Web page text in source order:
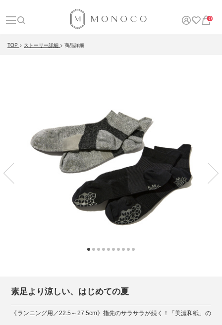
0
TOP ストーリー詳細 商品詳細
素足より涼しい、はじめての夏
《ランニング用／22.5～27.5cm》指先のサラサラが続く！「美濃和紙」の